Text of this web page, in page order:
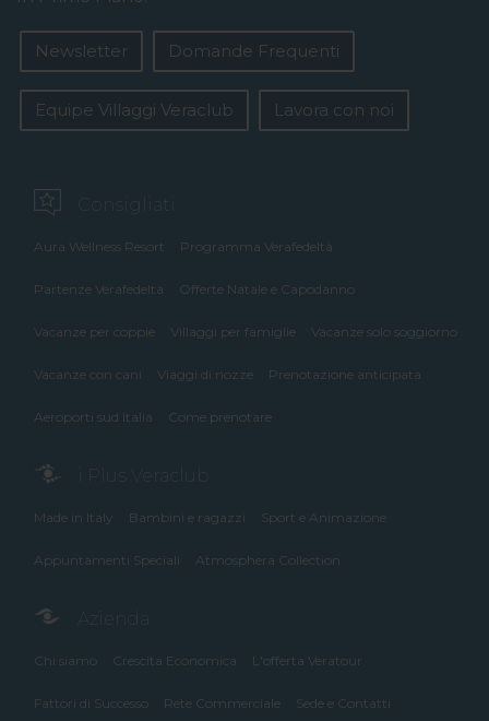
Newsletter Domande Frequenti
Equipe Villaggi Veraclub Lavora con noi
Consigliati
Aura Wellness Resort Programma Verafedeltà
Partenze Verafedeltà Offerte Natale e Capodanno
Vacanze per coppie Villaggi per famiglie Vacanze solo soggiorno
Vacanze con cani Viaggi di nozze Prenotazione anticipata
Aeroporti sud Italia Come prenotare
i Plus Veraclub
Made in Italy Bambini e ragazzi Sport e Animazione
Appuntamenti Speciali Atmosphera Collection
Azienda
Chi siamo Crescita Economica L'offerta Veratour
Fattori di Successo Rete Commerciale Sede e Contatti